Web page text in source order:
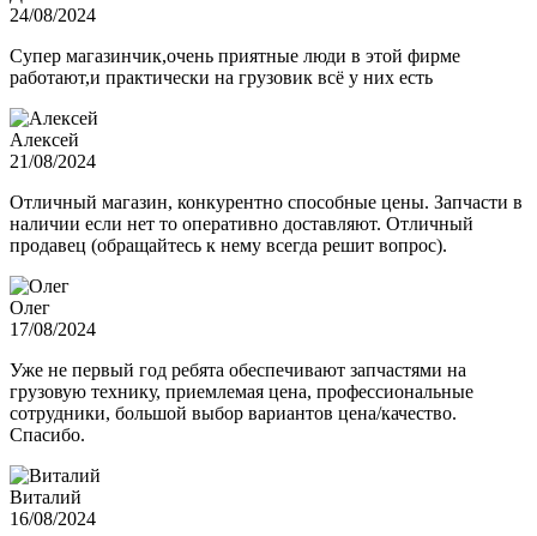
24/08/2024
Супер магазинчик,очень приятные люди в этой фирме
работают,и практически на грузовик всё у них есть
Алексей
21/08/2024
Отличный магазин, конкурентно способные цены. Запчасти в
наличии если нет то оперативно доставляют. Отличный
продавец (обращайтесь к нему всегда решит вопрос).
Олег
17/08/2024
Уже не первый год ребята обеспечивают запчастями на
грузовую технику, приемлемая цена, профессиональные
сотрудники, большой выбор вариантов цена/качество.
Спасибо.
Виталий
16/08/2024